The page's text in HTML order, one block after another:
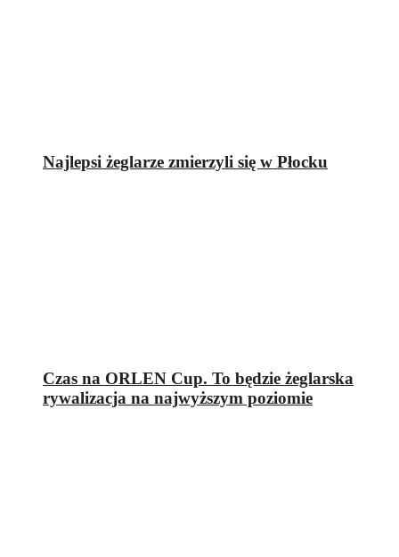
Najlepsi żeglarze zmierzyli się w Płocku
Czas na ORLEN Cup. To będzie żeglarska
rywalizacja na najwyższym poziomie